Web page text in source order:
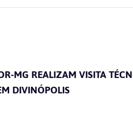
MG REALIZAM VISITA
DIVINÓPOLIS